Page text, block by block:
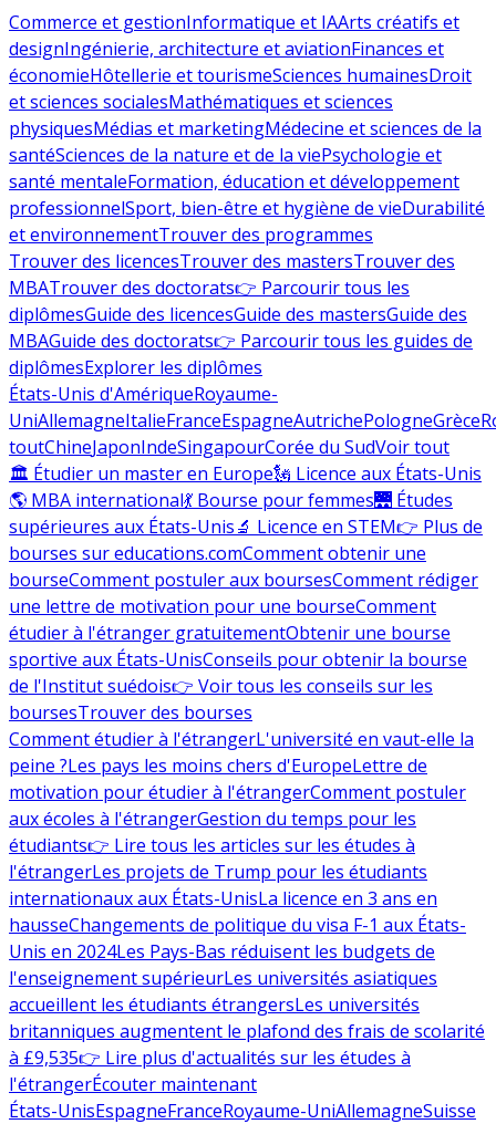
Commerce et gestionInformatique et IAArts créatifs et
designIngénierie, architecture et aviationFinances et
économieHôtellerie et tourismeSciences humainesDroit
et sciences socialesMathématiques et sciences
physiquesMédias et marketingMédecine et sciences de la
santéSciences de la nature et de la viePsychologie et
santé mentaleFormation, éducation et développement
professionnelSport, bien-être et hygiène de vieDurabilité
et environnementTrouver des programmes
Trouver des licencesTrouver des mastersTrouver des
MBATrouver des doctorats👉 Parcourir tous les
diplômesGuide des licencesGuide des mastersGuide des
MBAGuide des doctorats👉 Parcourir tous les guides de
diplômesExplorer les diplômes
États-Unis d'AmériqueRoyaume-
UniAllemagneItalieFranceEspagneAutrichePologneGrèce
toutChineJaponIndeSingapourCorée du SudVoir tout
🏛 Étudier un master en Europe🗽 Licence aux États-Unis
🌎 MBA international💃 Bourse pour femmes🌉 Études
supérieures aux États-Unis🔬 Licence en STEM👉 Plus de
bourses sur educations.comComment obtenir une
bourseComment postuler aux boursesComment rédiger
une lettre de motivation pour une bourseComment
étudier à l'étranger gratuitementObtenir une bourse
sportive aux États-UnisConseils pour obtenir la bourse
de l'Institut suédois👉 Voir tous les conseils sur les
boursesTrouver des bourses
Comment étudier à l'étrangerL'université en vaut-elle la
peine ?Les pays les moins chers d'EuropeLettre de
motivation pour étudier à l'étrangerComment postuler
aux écoles à l'étrangerGestion du temps pour les
étudiants👉 Lire tous les articles sur les études à
l'étrangerLes projets de Trump pour les étudiants
internationaux aux États-UnisLa licence en 3 ans en
hausseChangements de politique du visa F-1 aux États-
Unis en 2024Les Pays-Bas réduisent les budgets de
l'enseignement supérieurLes universités asiatiques
accueillent les étudiants étrangersLes universités
britanniques augmentent le plafond des frais de scolarité
à £9,535👉 Lire plus d'actualités sur les études à
l'étrangerÉcouter maintenant
États-UnisEspagneFranceRoyaume-UniAllemagneSuisse